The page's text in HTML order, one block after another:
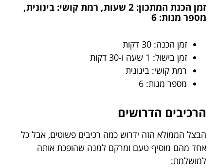
זמן הכנת המתכון: 2 שעות, רמת קושי: בינונית,
מספר מנות: 6
זמן הכנה: 30 דקות
זמן בישול: 1 שעה ו-30 דקות
רמת קושי: בינונית
מספר מנות: 6
הרכיבים הדרושים
הבצל הממולא הזה ידרוש כמה רכיבים פשוטים, אבל כל
אחד מהם מוסיף טעם ומרקם למנה שהופכת אותה
למושלמת: